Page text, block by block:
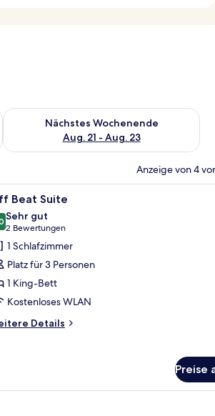
Aug. 14 - Aug. 16.
Nächstes Wochenende
Aug. 21 - Aug. 23
Überprüfe die Verfügbarkeit für
Anzeige von 4
Waschtisch und Handtuchhalter.
Ein modernes
6Beat Suite
von 10
Sehr gut
2 Bewertungen
(2
Bewertungen)
1 Schlafzimmer
Platz für 3 Personen
1 King-Bett
Kostenloses WLAN
Details
Preise